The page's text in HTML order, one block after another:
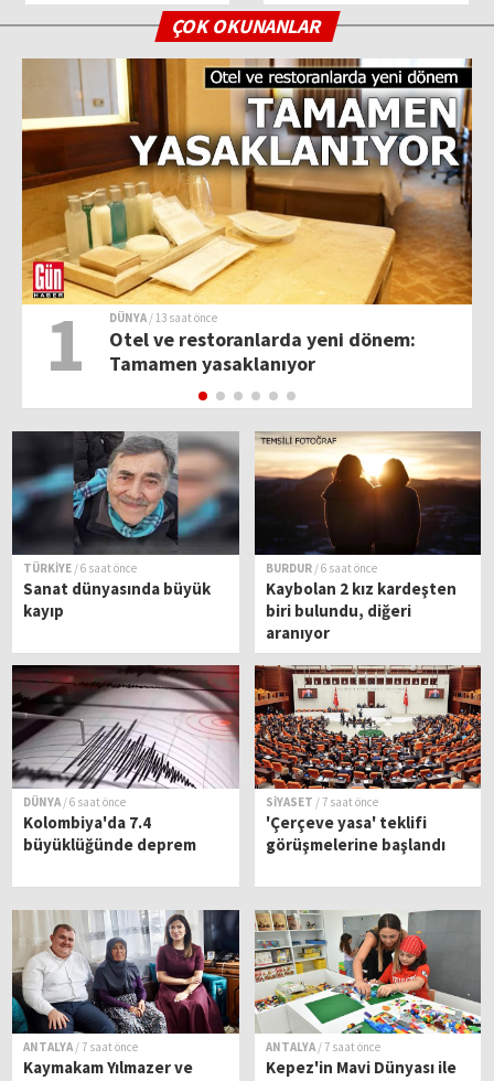
ÇOK OKUNANLAR
1 DÜNYA / 13 saat önce
Otel ve restoranlarda yeni dönem:
Tamamen yasaklanıyor
TÜRKİYE / 6 saat önce
Sanat dünyasında büyük
kayıp
BURDUR / 6 saat önce
Kaybolan 2 kız kardeşten
biri bulundu, diğeri
aranıyor
DÜNYA / 6 saat önce
Kolombiya'da 7.4
büyüklüğünde deprem
SİYASET / 7 saat önce
'Çerçeve yasa' teklifi
görüşmelerine başlandı
ANTALYA / 7 saat önce
Kaymakam Yılmazer ve
ANTALYA / 7 saat önce
Kepez'in Mavi Dünyası ile